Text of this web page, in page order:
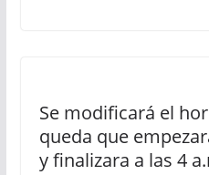
Se modificará el
queda que
y finalizara a las 4